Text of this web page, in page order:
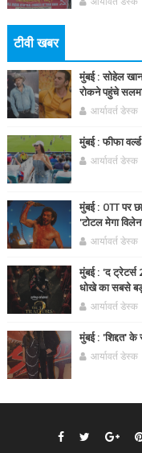
टीवी खबर
मुंबई : सोहेल
रोकने पहुंचे
आर्यावर्त डेस्क
मुंबई : फीफा
आर्यावर्त डेस्क
मुंबई : OTT पर
'टोटल मेगा
आर्यावर्त डेस्क
मुंबई : 'द
धोखे का सबसे
आर्यावर्त डेस्क
मुंबई : 'शिद्दत'
आर्यावर्त डेस्क